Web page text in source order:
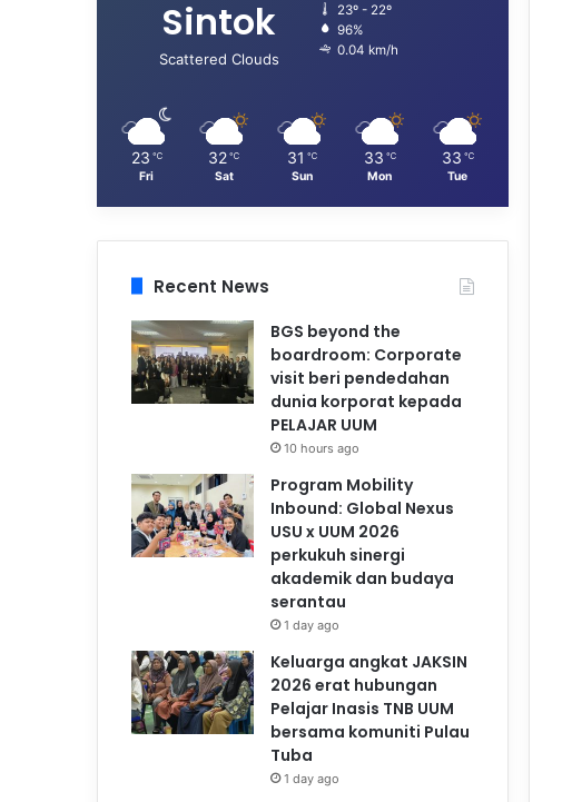
Sintok
Scattered Clouds
23º - 22º
96%
0.04 km/h
23 ℃
Fri
32 ℃
Sat
31 ℃
Sun
33 ℃
Mon
33 ℃
Tue
Recent News
BGS beyond the
boardroom: Corporate
visit beri pendedahan
dunia korporat kepada
PELAJAR UUM
10 hours ago
Program Mobility
Inbound: Global Nexus
USU x UUM 2026
perkukuh sinergi
akademik dan budaya
serantau
1 day ago
Keluarga angkat JAKSIN
2026 erat hubungan
Pelajar Inasis TNB UUM
bersama komuniti Pulau
Tuba
1 day ago